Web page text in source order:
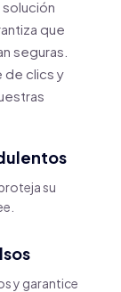
que
seguras.
de clics y
su
y garantice